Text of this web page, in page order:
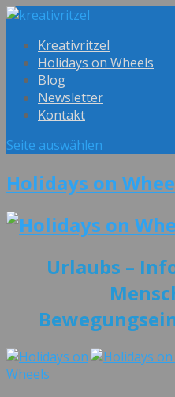
Kreativritzel
Holidays on Wheels
Blog
Newsletter
Kontakt
Seite auswählen
Holidays on
Urlaubs –